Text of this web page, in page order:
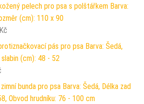
pelech pro psa s polštářkem Barva:
(cm): 110 x 90
Kč
pás pro psa Barva: Šedá,
(cm): 48 - 52
bunda pro psa Barva: Šedá, Délka zad
Obvod hrudníku: 76 - 100 cm